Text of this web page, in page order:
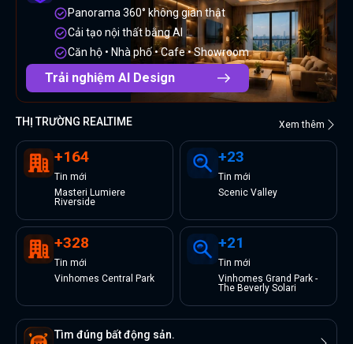
Panorama 360° không gian thật
Cải tạo nội thất bằng AI
Căn hộ • Nhà phố • Cafe • Showroom
Trải nghiệm AI Design
THỊ TRƯỜNG REALTIME Xem thêm
+164
Tin mới
Masteri Lumiere
Riverside
+23
Tin mới
Scenic Valley
+328
Tin mới
Vinhomes Central Park
+21
Tin mới
Vinhomes Grand Park -
The Beverly Solari
Tìm đúng bất động sản.